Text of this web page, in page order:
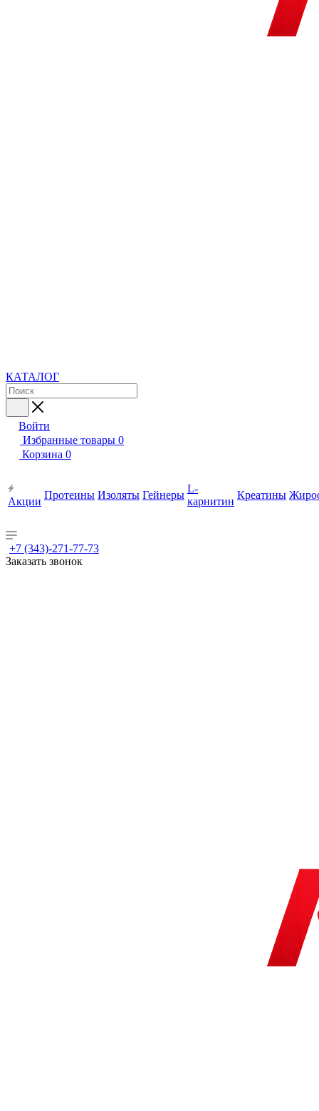
КАТАЛОГ
Войти
Избранные товары 0
Корзина 0
Акции
Протеины Изоляты Гейнеры
L-
карнитин
Креатины
+7 (343)-271-77-73
Заказать звонок